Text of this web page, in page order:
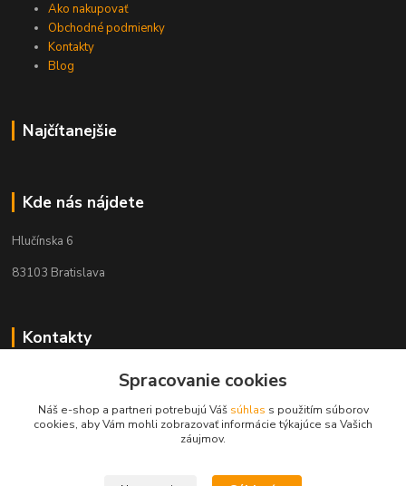
Ako nakupovať
Obchodné podmienky
Kontakty
Blog
Najčítanejšie
Kde nás nájdete
Hlučínska 6
83103 Bratislava
Kontakty
+421 908 678 479
info@audiovideoshop.sk
Spracovanie cookies
Náš e-shop a partneri potrebujú Váš súhlas s použitím súborov
cookies, aby Vám mohli zobrazovať informácie týkajúce sa Vašich
záujmov.